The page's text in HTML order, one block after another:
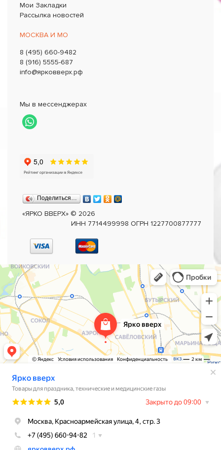
Мои Закладки
Рассылка новостей
МОСКВА И МО
8 (495) 660-9482
8 (916) 5555-687
info@ярковверх.рф
Мы в мессенджерах
Поделиться…
«ЯРКО ВВЕРХ» © 2026
ИНН 7714499998 ОГРН 1227700877777